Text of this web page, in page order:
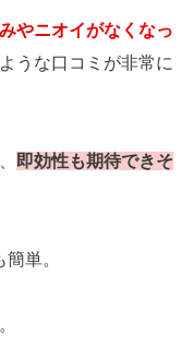
やニオイがなくなっ
うな口コミが非常に
即効性も期待できそ
単。